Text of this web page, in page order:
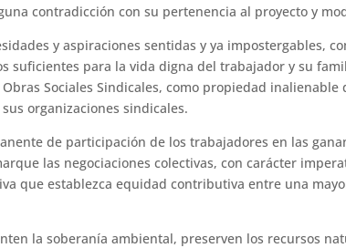
contradicción con su pertenencia al proyecto y
y aspiraciones sentidas y ya impostergables,
suficientes para la vida digna del trabajador y su
Sociales Sindicales, como propiedad inalienable
organizaciones sindicales.
de participación de los trabajadores en las
las negociaciones colectivas, con carácter
que establezca equidad contributiva entre una
la soberanía ambiental, preserven los recursos